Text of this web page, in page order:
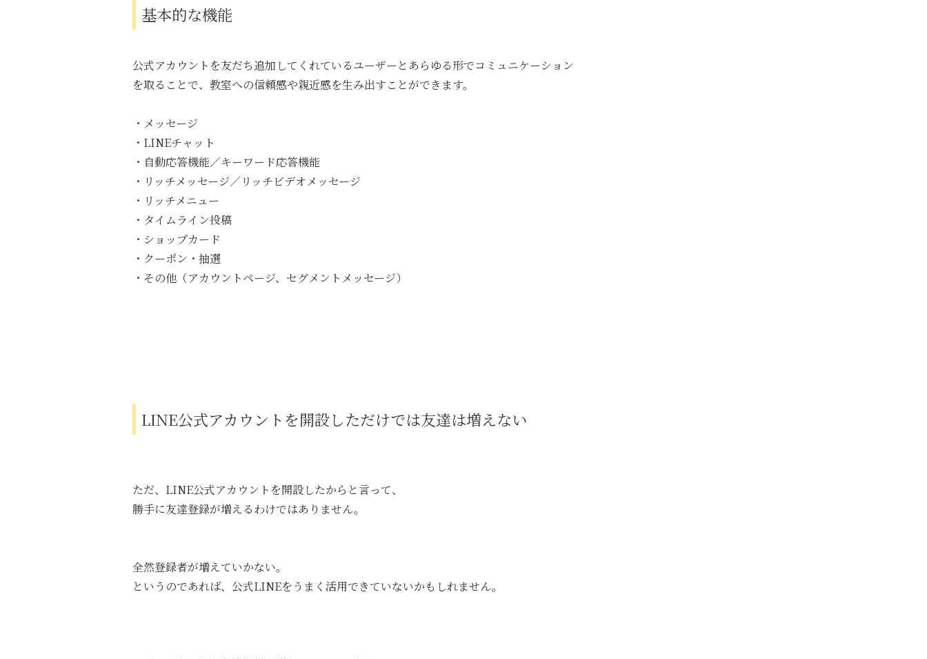
基本的な機能
公式アカウントを友だち追加してくれているユーザーとあらゆる形でコミュニケーション
を取ることで、教室への信頼感や親近感を生み出すことができます。
・メッセージ
・LINEチャット
・自動応答機能／キーワード応答機能
・リッチメッセージ／リッチビデオメッセージ
・リッチメニュー
・タイムライン投稿
・ショップカード
・クーポン・抽選
・その他（アカウントページ、セグメントメッセージ）
LINE公式アカウントを開設しただけでは友達は増えない
ただ、LINE公式アカウントを開設したからと言って、
勝手に友達登録が増えるわけではありません。
全然登録者が増えていかない。
というのであれば、公式LINEをうまく活用できていないかもしれません。